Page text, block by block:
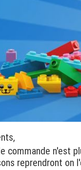
commande n'est
reprendront on